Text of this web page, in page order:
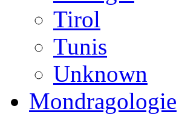
Tirol
Tunis
Unknown
Mondragologie